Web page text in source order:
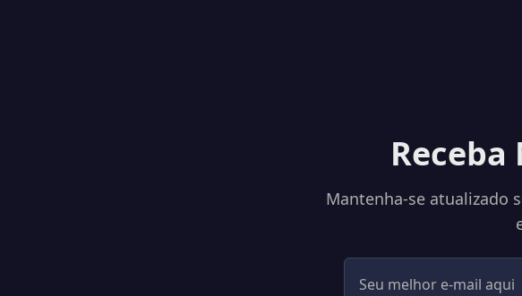
Receba
Mantenha-se atualizado